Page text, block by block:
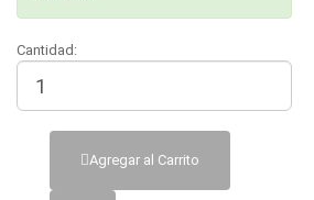
Cantidad:
Agregar al Carrito